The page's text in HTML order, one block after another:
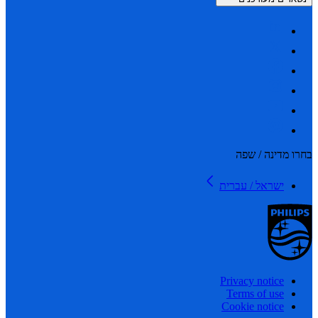
מדינה / שפה
ישראל / עברית
Privacy notice
Terms of use
Cookie notice